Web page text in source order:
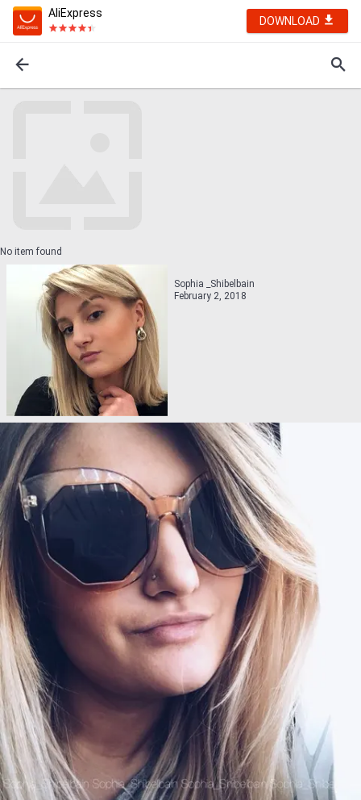
AliExpress
DOWNLOAD
No item found
Sophia _Shibelbain
February 2, 2018